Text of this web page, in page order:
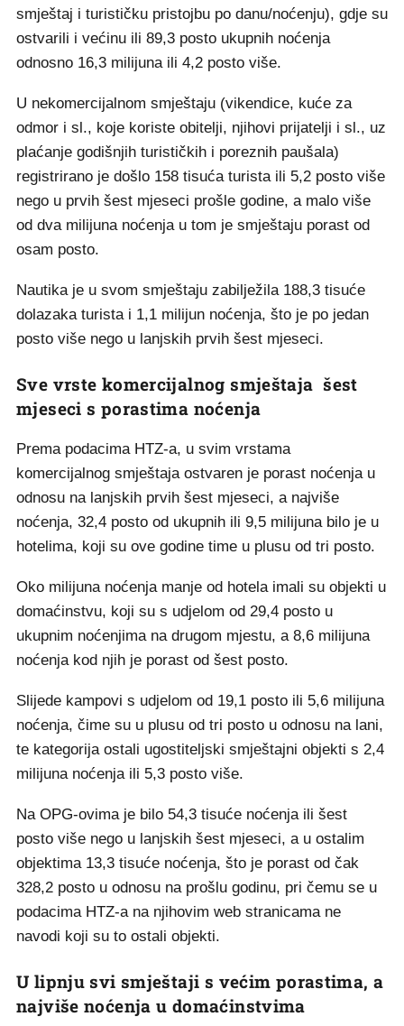
smještaj i turističku pristojbu po danu/noćenju), gdje su
ostvarili i većinu ili 89,3 posto ukupnih noćenja
odnosno 16,3 milijuna ili 4,2 posto više.
U nekomercijalnom smještaju (vikendice, kuće za
odmor i sl., koje koriste obitelji, njihovi prijatelji i sl., uz
plaćanje godišnjih turističkih i poreznih paušala)
registrirano je došlo 158 tisuća turista ili 5,2 posto više
nego u prvih šest mjeseci prošle godine, a malo više
od dva milijuna noćenja u tom je smještaju porast od
osam posto.
Nautika je u svom smještaju zabilježila 188,3 tisuće
dolazaka turista i 1,1 milijun noćenja, što je po jedan
posto više nego u lanjskih prvih šest mjeseci.
Sve vrste komercijalnog smještaja šest
mjeseci s porastima noćenja
Prema podacima HTZ-a, u svim vrstama
komercijalnog smještaja ostvaren je porast noćenja u
odnosu na lanjskih prvih šest mjeseci, a najviše
noćenja, 32,4 posto od ukupnih ili 9,5 milijuna bilo je u
hotelima, koji su ove godine time u plusu od tri posto.
Oko milijuna noćenja manje od hotela imali su objekti u
domaćinstvu, koji su s udjelom od 29,4 posto u
ukupnim noćenjima na drugom mjestu, a 8,6 milijuna
noćenja kod njih je porast od šest posto.
Slijede kampovi s udjelom od 19,1 posto ili 5,6 milijuna
noćenja, čime su u plusu od tri posto u odnosu na lani,
te kategorija ostali ugostiteljski smještajni objekti s 2,4
milijuna noćenja ili 5,3 posto više.
Na OPG-ovima je bilo 54,3 tisuće noćenja ili šest
posto više nego u lanjskih šest mjeseci, a u ostalim
objektima 13,3 tisuće noćenja, što je porast od čak
328,2 posto u odnosu na prošlu godinu, pri čemu se u
podacima HTZ-a na njihovim web stranicama ne
navodi koji su to ostali objekti.
U lipnju svi smještaji s većim porastima, a
najviše noćenja u domaćinstvima